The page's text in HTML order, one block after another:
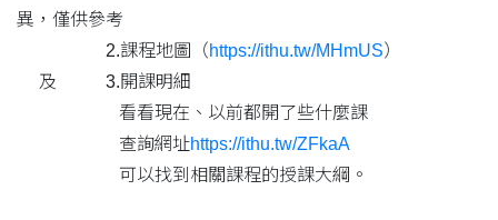
異，僅供參考
2.課程地圖（ https://ithu.tw/MHmUS）
及 3.開課明細
看看現在、以前都開了些什麼課
查詢網址https://ithu.tw/ZFkaA
可以找到相關課程的授課大綱。